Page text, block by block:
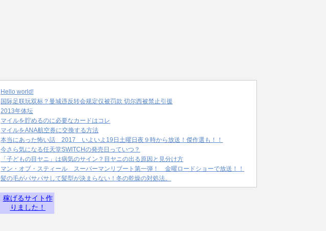
Hello world!
国际足联玩双标？曼城违反转会规定仅被罚款 切尔西被禁止引援
2013年体坛
マイルを貯めるのに必要なカードはコレ
マイルをANA航空券に交換する方法
本当にあった怖い話 2017 いよいよ19日土曜日夜９時から放送！傑作選も！！
今さら気になる任天堂SWITCHの発売日っていつ？
「子どもの目ヤニ」は病気のサイン？目ヤニの出る原因と見分け方
マン・オブ・スティール スーパーマンリブート第一弾！ 金曜ロードショーで放送！！
髪の毛がパサパサして髪型が決まらない！冬の乾燥の対処法。
稼げるサイト作
りました！